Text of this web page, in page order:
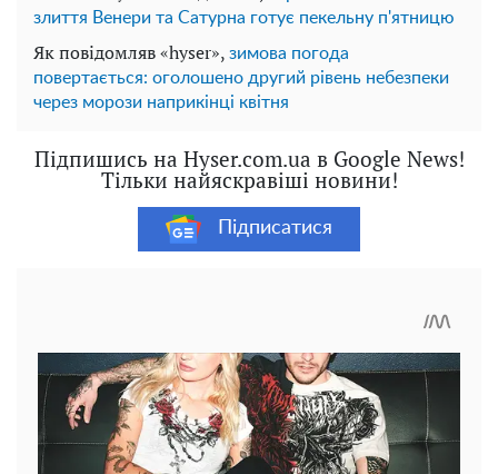
злиття Венери та Сатурна готує пекельну п'ятницю
Як повідомляв «hyser», зимова погода
повертається: оголошено другий рівень небезпеки
через морози наприкінці квітня
Підпишись на Hyser.com.ua в Google News!
Тільки найяскравіші новини!
Підписатися